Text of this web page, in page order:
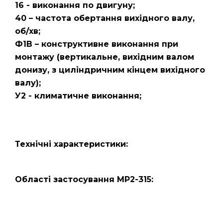
16 - виконання по двигуну;
40 – частота обертання вихідного валу,
об/хв;
Ф1В – конструктивне виконання при
монтажу (вертикальне, вихідним валом
донизу, з циліндричним кінцем вихідного
валу);
У2 - климатичне виконання;
Технічні характеристики:
Області застосування МР2-315: